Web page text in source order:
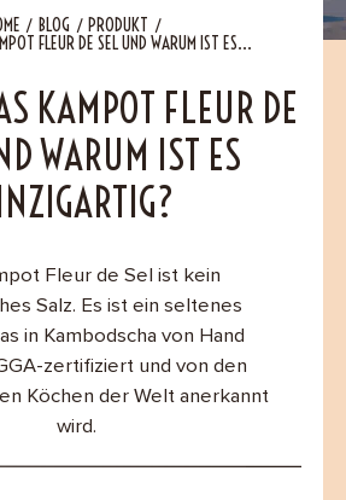
BLOG PRODUKT
FLEUR DE SEL UND WARUM IST ES...
KAMPOT FLEUR DE
WARUM IST ES
Fleur de Sel ist kein
Salz. Es ist ein seltenes
in Kambodscha von Hand
zertifiziert und von den
Köchen der Welt anerkannt
wird.